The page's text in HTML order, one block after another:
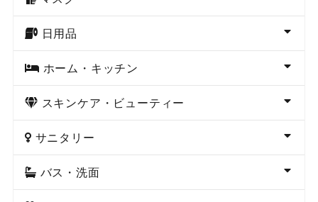
日用品
ホーム・キッチン
スキンケア・ビューティー
サニタリー
バス・洗面